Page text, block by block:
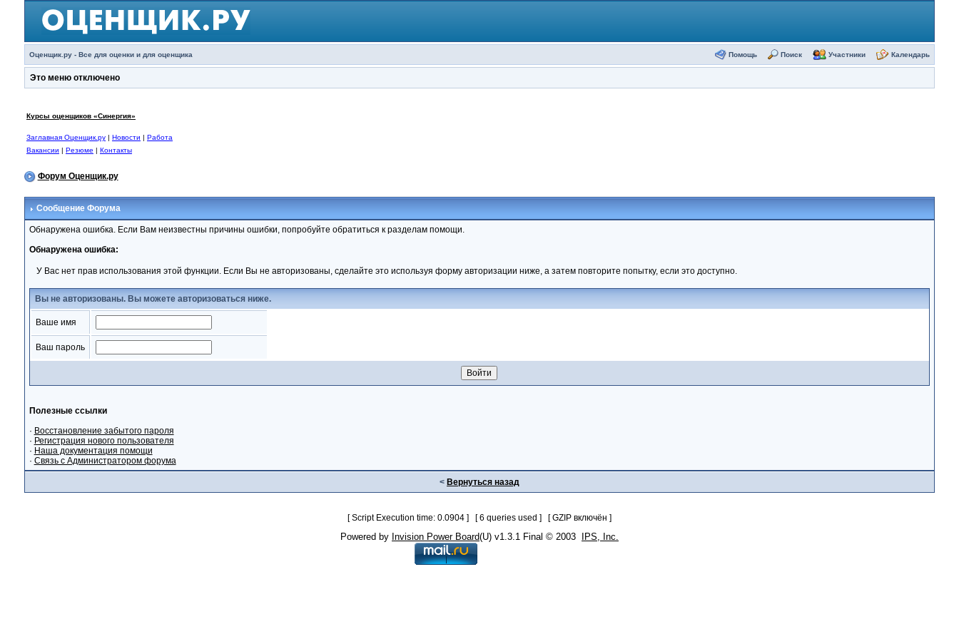
Оценщик.ру - Все для оценки и для оценщика Помощь Поиск Участники Календарь
Это меню отключено
Курсы оценщиков «Синергия»
Заглавная Оценщик.ру| Новости | Работа
Вакансии | Резюме | Контакты
Форум Оценщик.ру
Сообщение Форума
Обнаружена ошибка. Если Вам неизвестны причины ошибки, попробуйте обратиться к разделам помощи.
Обнаружена ошибка:
У Вас нет прав использования этой функции. Если Вы не авторизованы, сделайте это используя форму авторизации ниже, а затем повторите попытку, если это доступно.
Вы не авторизованы. Вы можете авторизоваться ниже.
Ваше имя
Ваш пароль
Полезные ссылки
· Восстановление забытого пароля
· Регистрация нового пользователя
· Наша документация помощи
· Связь с Администратором форума
< Вернуться назад
[ Script Execution time: 0.0904 ] [ 6 queries used ] [ GZIP включён ]
Powered by Invision Power Board(U) v1.3.1 Final © 2003 IPS, Inc.